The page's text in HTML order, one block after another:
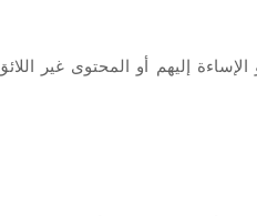
إليهم أو المحتوى غير